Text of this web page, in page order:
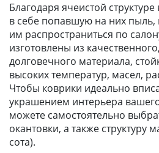
Благодаря ячеистой
в себе попавшую на них пыль,
им распространиться по
изготовлены из
долговечного материала,
высоких температур, масел,
Чтобы коврики идеально
украшением интерьера
можете самостоятельно
окантовки, а также структуру
сота).